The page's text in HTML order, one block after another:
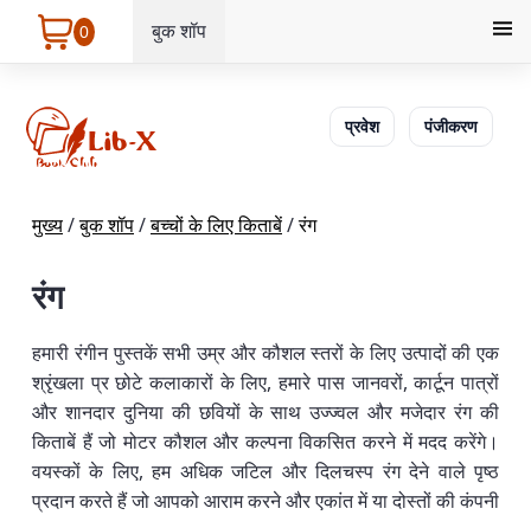
0 बुक शॉप
प्रवेश पंजीकरण
मुख्य/बुक शॉप/बच्चों के लिए किताबें/रंग
रंग
हमारी रंगीन पुस्तकें सभी उम्र और कौशल स्तरों के लिए उत्पादों की एक
श्रृंखला प्र छोटे कलाकारों के लिए, हमारे पास जानवरों, कार्टून पात्रों
और शानदार दुनिया की छवियों के साथ उज्ज्वल और मजेदार रंग की
किताबें हैं जो मोटर कौशल और कल्पना विकसित करने में मदद करेंगे।
वयस्कों के लिए, हम अधिक जटिल और दिलचस्प रंग देने वाले पृष्ठ
प्रदान करते हैं जो आपको आराम करने और एकांत में या दोस्तों की कंपनी